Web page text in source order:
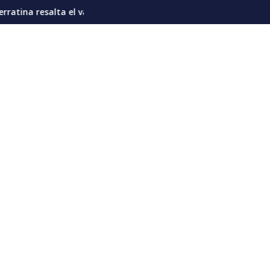
de “prolongar el poder” del Ejecutivo
en la nutrición diaria del venezolano
Sub21 dorada